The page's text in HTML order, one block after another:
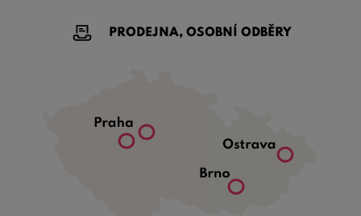
PRODEJNA, OSOBNÍ ODBĚRY